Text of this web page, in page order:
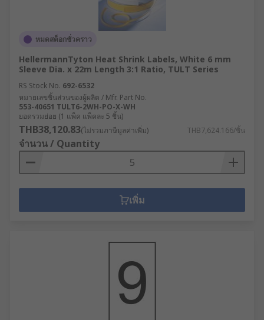
หมดสต็อกชั่วคราว
HellermannTyton Heat Shrink Labels, White 6 mm
Sleeve Dia. x 22m Length 3:1 Ratio, TULT Series
RS Stock No. 692-6532
หมายเลขชิ้นส่วนของผู้ผลิต / Mfr. Part No.
553-40651 TULT6-2WH-PO-X-WH
ยอดรวมย่อย (1 แพ็ค แพ็คละ 5 ชิ้น)
THB38,120.83(ไม่รวมภาษีมูลค่าเพิ่ม) THB7,624.166/ชิ้น
จำนวน / Quantity
เพิ่ม